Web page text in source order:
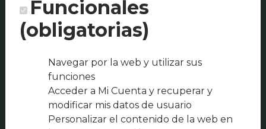
Funcionales
(obligatorias)
Navegar por la web y utilizar sus
funciones
Acceder a Mi Cuenta y recuperar y
modificar mis datos de usuario
Personalizar el contenido de la web en